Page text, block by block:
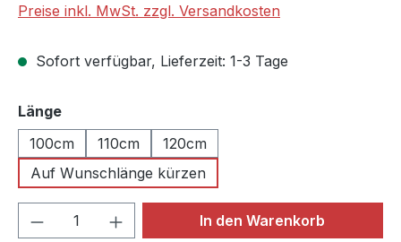
Preise inkl. MwSt. zzgl. Versandkosten
Sofort verfügbar, Lieferzeit: 1-3 Tage
Längeauswählen
100cm
110cm
120cm
Auf Wunschlänge kürzen
Produkt Anzahl: Gib denIn den Warenkorb